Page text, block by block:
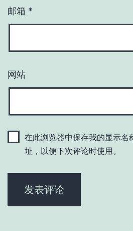
邮箱 *
网站
在此浏览器中保存我的显示名
址，以便下次评论时使用。